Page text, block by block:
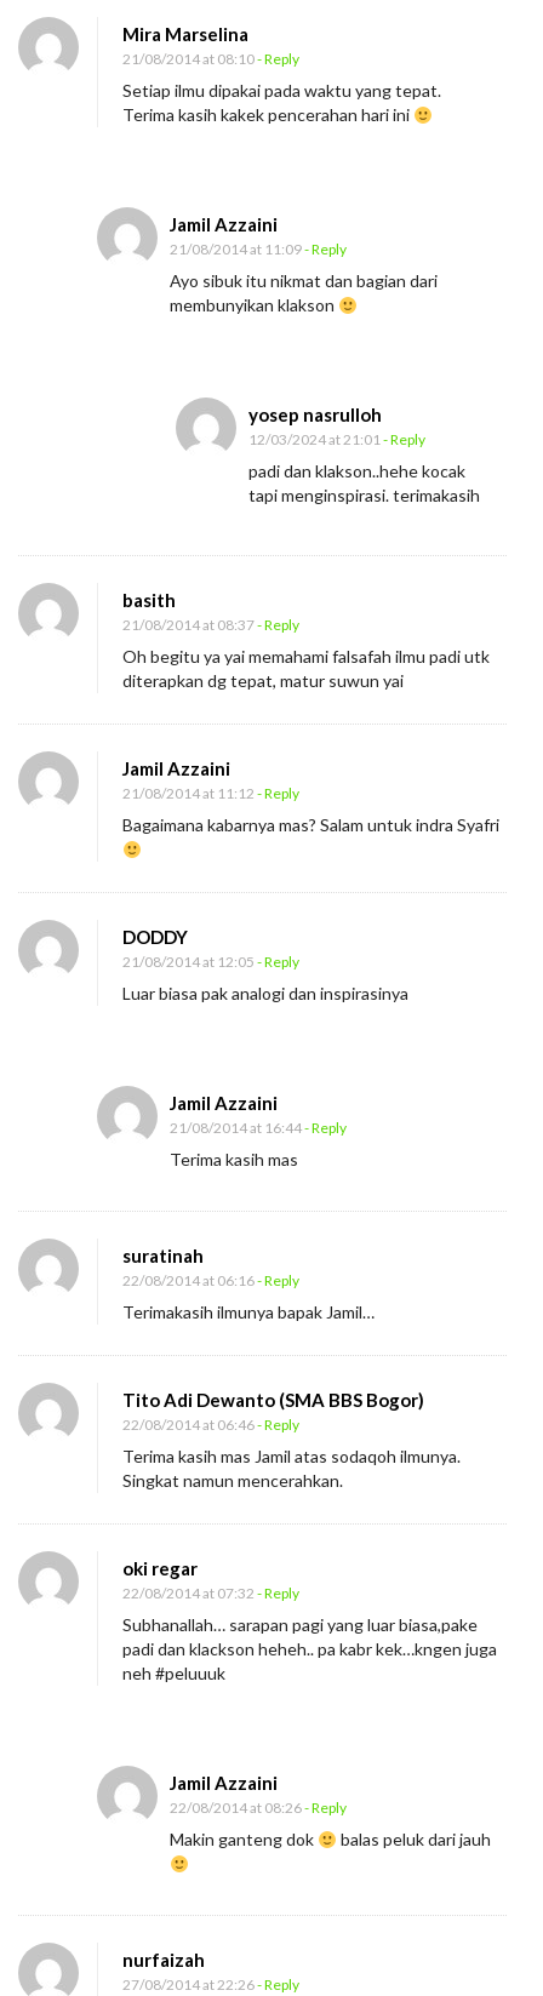
n
K
l
o
Mira Marselina
21/08/2014 at 08:10- Reply
Setiap ilmu dipakai pada waktu yang tepat.
Terima kasih kakek pencerahan hari ini
Jamil Azzaini
21/08/2014 at 11:09- Reply
Ayo sibuk itu nikmat dan bagian dari
membunyikan klakson
yosep nasrulloh
12/03/2024 at 21:01- Reply
padi dan klakson..hehe kocak
tapi menginspirasi. terimakasih
basith
21/08/2014 at 08:37- Reply
Oh begitu ya yai memahami falsafah ilmu padi utk
diterapkan dg tepat, matur suwun yai
Jamil Azzaini
21/08/2014 at 11:12 - Reply
Bagaimana kabarnya mas? Salam untuk indra Syafri
DODDY
21/08/2014 at 12:05 - Reply
Luar biasa pak analogi dan inspirasinya
Jamil Azzaini
21/08/2014 at 16:44- Reply
Terima kasih mas
suratinah
22/08/2014 at 06:16- Reply
Terimakasih ilmunya bapak Jamil…
Tito Adi Dewanto (SMA BBS Bogor)
22/08/2014 at 06:46- Reply
Terima kasih mas Jamil atas sodaqoh ilmunya.
Singkat namun mencerahkan.
oki regar
22/08/2014 at 07:32 - Reply
Subhanallah… sarapan pagi yang luar biasa,pake
padi dan klackson heheh.. pa kabr kek…kngen juga
neh #peluuuk
Jamil Azzaini
22/08/2014 at 08:26- Reply
Makin ganteng dok balas peluk dari jauh
nurfaizah
27/08/2014 at 22:26- Reply